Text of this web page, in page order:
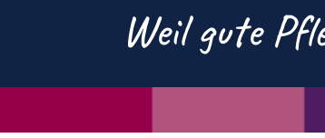
Weil gute